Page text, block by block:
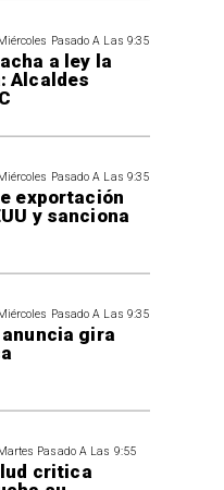
Pasado A Las 9:35
a ley la
Alcaldes
Pasado A Las 9:35
exportación
y sanciona
Pasado A Las 9:35
anuncia gira
Pasado A Las 9:55
critica